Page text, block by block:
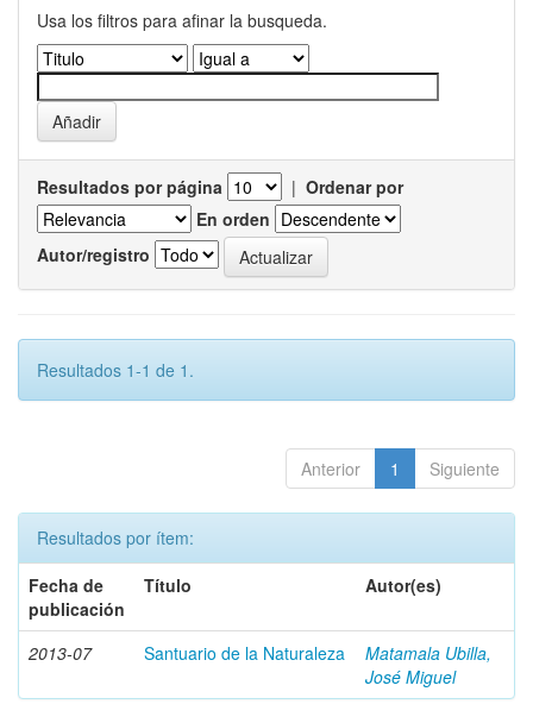
Usa los filtros para afinar la busqueda.
Resultados por página | Ordenar por
En orden
Autor/registro
Resultados 1-1 de 1.
Anterior 1 Siguiente
Resultados por ítem:
Fecha de
publicación
Título Autor(es)
2013-07 Santuario de la Naturaleza
Matamala Ubilla,
José Miguel